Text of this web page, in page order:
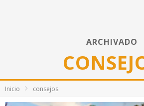
ARCHIVADO
Inicio consejos